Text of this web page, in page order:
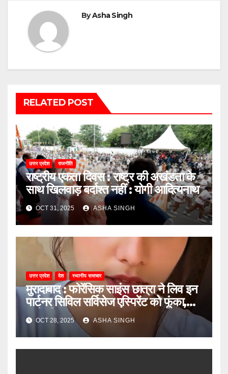
ByAsha Singh
RELATED POST
उत्तर प्रदेश राजनीति
राष्ट्रीय एकता दिवस : राष्ट्र की अखंडता के
साथ खिलवाड़ बर्दाश्त नहीं : योगी आदित्यनाथ
OCT 31, 2025 ASHA SINGH
उत्तर प्रदेश देश स्थानीय समाचार
मुरादाबाद : फोरेंसिक साइंस छात्रा ने लिव इन
पार्टनर सिविल सर्विसेज एस्पिरेंट को फूंका,
जानें, फिर क्या हुआ…
OCT 28, 2025 ASHA SINGH